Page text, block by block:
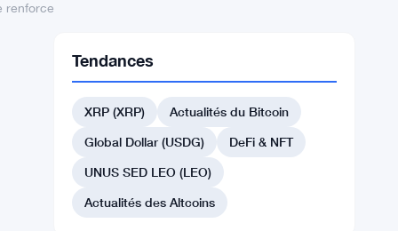
renforce
Tendances
XRP (XRP)
Actualités du Bitcoin
Global Dollar (USDG)
DeFi & NFT
UNUS SED LEO (LEO)
Actualités des Altcoins